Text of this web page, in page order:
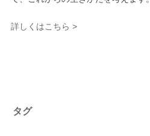
詳しくはこちら >
タグ